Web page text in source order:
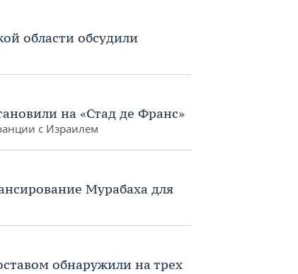
области обсудили
на «Стад де Франс»
с Израилем
Мурабаха для
обнаружили на трех